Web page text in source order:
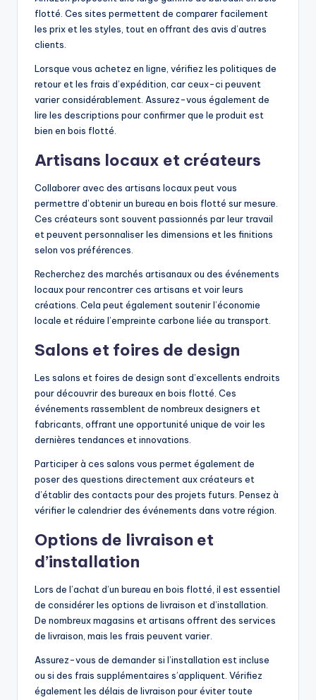
flotté. Ces sites permettent de comparer facilement
les prix et les styles, tout en offrant des avis d’autres
clients.
Lorsque vous achetez en ligne, vérifiez les politiques de
retour et les frais d’expédition, car ceux-ci peuvent
varier considérablement. Assurez-vous également de
lire les descriptions pour confirmer que le produit est
bien en bois flotté.
Artisans locaux et créateurs
Collaborer avec des artisans locaux peut vous
permettre d’obtenir un bureau en bois flotté sur mesure.
Ces créateurs sont souvent passionnés par leur travail
et peuvent personnaliser les dimensions et les finitions
selon vos préférences.
Recherchez des marchés artisanaux ou des événements
locaux pour rencontrer ces artisans et voir leurs
créations. Cela peut également soutenir l’économie
locale et réduire l’empreinte carbone liée au transport.
Salons et foires de design
Les salons et foires de design sont d’excellents endroits
pour découvrir des bureaux en bois flotté. Ces
événements rassemblent de nombreux designers et
fabricants, offrant une opportunité unique de voir les
dernières tendances et innovations.
Participer à ces salons vous permet également de
poser des questions directement aux créateurs et
d’établir des contacts pour des projets futurs. Pensez à
vérifier le calendrier des événements dans votre région.
Options de livraison et
d’installation
Lors de l’achat d’un bureau en bois flotté, il est essentiel
de considérer les options de livraison et d’installation.
De nombreux magasins et artisans offrent des services
de livraison, mais les frais peuvent varier.
Assurez-vous de demander si l’installation est incluse
ou si des frais supplémentaires s’appliquent. Vérifiez
également les délais de livraison pour éviter toute